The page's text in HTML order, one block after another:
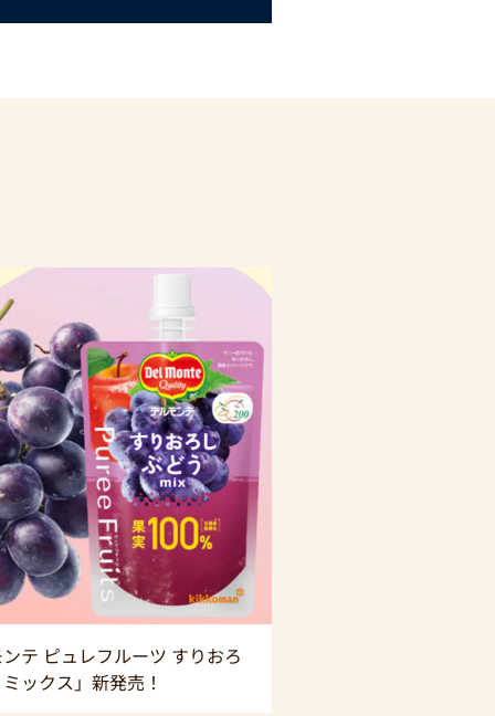
テ ピュレフルーツ すりおろ
ックス」新発売！